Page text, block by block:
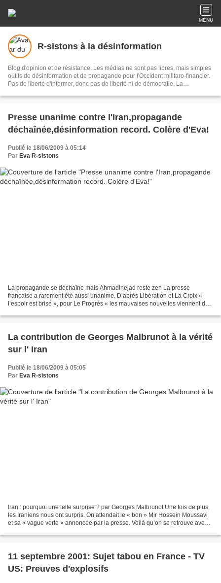
MENU
R-sistons à la désinformation
Blog d'opinion et de résistance. Les médias ne sont pas libres, mais simples
outils de désinformation et de propagande pour l'Occident militaro-financier.
Pas de liberté d'informer, donc pas de liberté ni de démocratie. La
penseuse, dénonce et interpelle.
Presse unanime contre l'Iran,propagande
déchaînée,désinformation record. Colère d'Eva!
Publié le 18/06/2009 à 05:14
Par Eva R-sistons
La propagande se déchaîne mais Ahmadinejad reste zen La presse
française a rarement été aussi unanime. D’après Libération et La Croix «
l’espoir est brisé », pour Le Progrès « les mauvaises nouvelles viennent de
La contribution de Georges Malbrunot à la vérité
sur l' Iran
Publié le 18/06/2009 à 05:05
Par Eva R-sistons
Iran : pourquoi une telle surprise ? par Georges Malbrunot Une fois de plus,
les Iraniens nous ont surpris. On attendait le « bon » Mir Hossein Moussavi
et sa « vague verte » annoncée par la presse. Voilà qu’on se retrouve avec «
11 septembre 2001: Sujet tabou en France - TV
US: Preuves d'explosifs